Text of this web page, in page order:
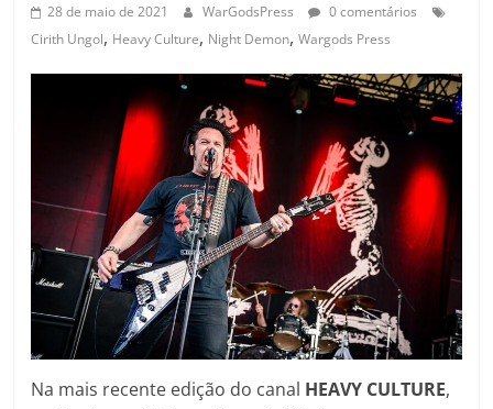
28 de maio de 2021 WarGodsPress
0 comentários
Cirith Ungol, Heavy Culture, Night Demon,Wargods Press
Na mais recente edição do canal HEAVY CULTURE,